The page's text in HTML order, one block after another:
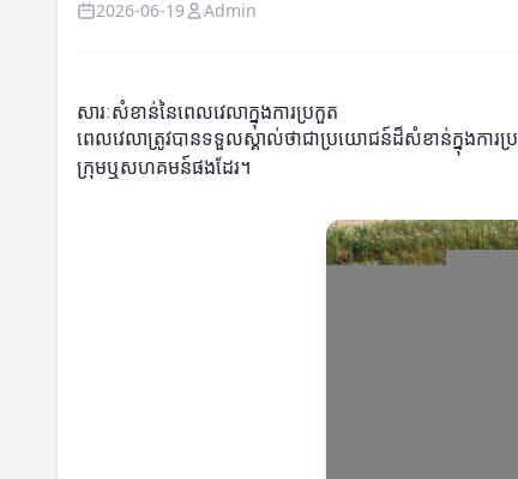
2026-06-19 Admin
សារៈសំខាន់នៃពេលវេលាក្នុងការប្រកួត
ពេលវេលាត្រូវបានទទួលស្គាល់ថាជាប្រយោជន៍ដ៏សំខាន់ក្នុងការ
ក្រុមឬសហគមន៍ផងដែរ។